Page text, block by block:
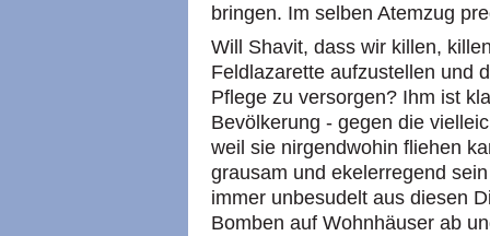
bringen. Im selben Atemzug
Will Shavit, dass wir killen,
Feldlazarette aufzustellen und
Pflege zu versorgen? Ihm ist
Bevölkerung - gegen die
weil sie nirgendwohin fliehen
grausam und ekelerregend
immer unbesudelt aus diesen
Bomben auf Wohnhäuser ab